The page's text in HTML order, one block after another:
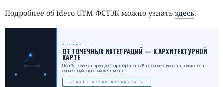
Подробнее об Ideco UTM ФСТЭК можно узнать здесь.
USERGATE
USERGATE
ОТ ТОЧЕЧНЫХ ИНТЕГРАЦИЙ — К АРХИТЕКТУРНОЙ
КАРТЕ
UserGate меняет принципы партнёрства в ИБ: не совместимость продуктов, а
совместный сценарий для клиента.
УЗНАТЬ НОВЫЕ ПРИНЦИПЫ →